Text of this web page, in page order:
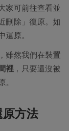
家可前往查看並
刪除」復原。如
原。
雖然我們在裝置
裡 ，只要還沒被
方法